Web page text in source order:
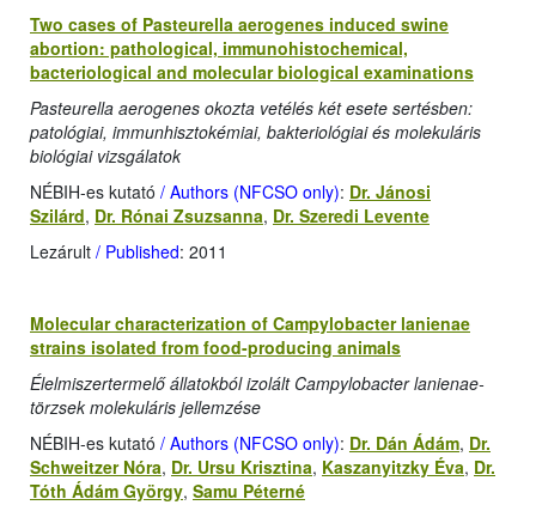
Two cases of Pasteurella aerogenes induced swine
abortion: pathological, immunohistochemical,
bacteriological and molecular biological examinations
Pasteurella aerogenes okozta vetélés két esete sertésben:
patológiai, immunhisztokémiai, bakteriológiai és molekuláris
biológiai vizsgálatok
NÉBIH-es kutató / Authors (NFCSO only): Dr. Jánosi
Szilárd, Dr. Rónai Zsuzsanna, Dr. Szeredi Levente
Lezárult / Published: 2011
Molecular characterization of Campylobacter lanienae
strains isolated from food-producing animals
Élelmiszertermelő állatokból izolált Campylobacter lanienae-
törzsek molekuláris jellemzése
NÉBIH-es kutató / Authors (NFCSO only): Dr. Dán Ádám, Dr.
Schweitzer Nóra, Dr. Ursu Krisztina, Kaszanyitzky Éva, Dr.
Tóth Ádám György, Samu Péterné